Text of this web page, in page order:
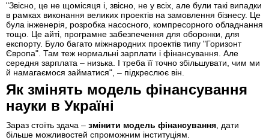
"Звісно, це не щомісяця і, звісно, не у всіх, але були такі випадки
в рамках виконання великих проектів на замовлення бізнесу. Це
була інженерія, розробка насосного, компресорного обладнання
тощо. Це айті, програмне забезпечення для оборонки, для
експорту. Було багато міжнародних проектів типу "Горизонт
Європа". Там теж нормальні зарплати і фінансування. Але
середня зарплата – низька. І треба її точно збільшувати, чим ми
й намагаємося займатися", – підкреслює він.
Як змінять модель фінансування
науки в Україні
Зараз стоїть здача – змінити модель фінансування , дати
більше можливостей спроможним інституціям.